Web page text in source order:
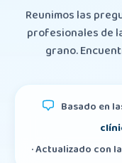
Reunimos las
profesionales de
grano.
Basado en
· Actualizado con